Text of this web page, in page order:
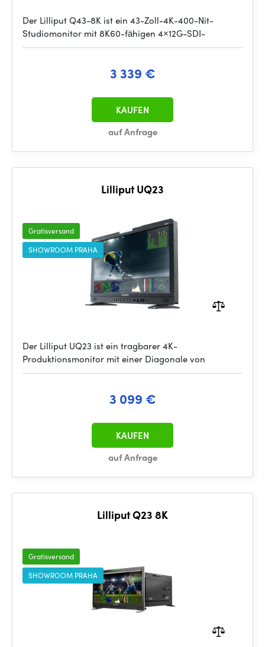
Der Lilliput Q43-8K ist ein 43-Zoll-4K-400-Nit-
Studiomonitor mit 8K60-fähigen 4×12G-SDI-
3 339 €
auf Anfrage
KAUFEN
Lilliput UQ23
Gratisversand
SHOWROOM PRAHA
Der Lilliput UQ23 ist ein tragbarer 4K-
Produktionsmonitor mit einer Diagonale von
3 099 €
auf Anfrage
KAUFEN
Lilliput Q23 8K
Gratisversand
SHOWROOM PRAHA